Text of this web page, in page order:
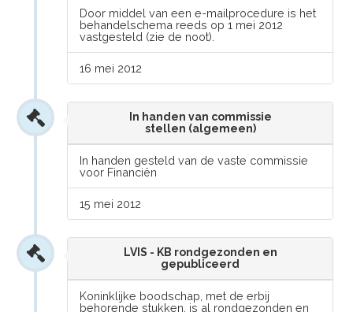
Door middel van een e-mailprocedure is het
behandelschema reeds op 1 mei 2012
vastgesteld (zie de noot).
16 mei 2012
In handen van commissie
stellen (algemeen)
In handen gesteld van de vaste commissie
voor Financiën
15 mei 2012
LVIS - KB rondgezonden en
gepubliceerd
Koninklijke boodschap, met de erbij
behorende stukken, is al rondgezonden en